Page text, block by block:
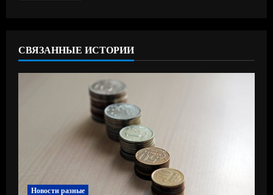
ч
СВЯЗАННЫЕ ИСТОРИИ
Новости разные